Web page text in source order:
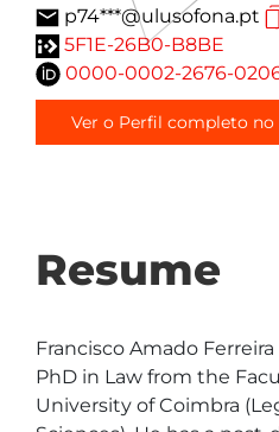
p74***@ulusofona.pt
5F1E-26B0-B8BE
0000-0002-2676-
Ver o Perfil completo no
Resume
Francisco Amado
PhD in Law from the
University of Coimbra